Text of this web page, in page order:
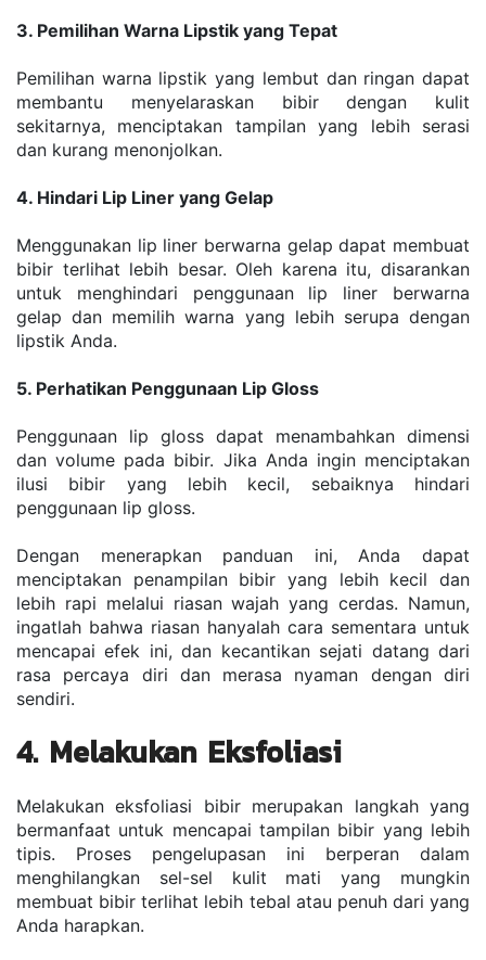
3. Pemilihan Warna Lipstik yang Tepat
Pemilihan warna lipstik yang lembut dan ringan dapat
membantu menyelaraskan bibir dengan kulit
sekitarnya, menciptakan tampilan yang lebih serasi
dan kurang menonjolkan.
4. Hindari Lip Liner yang Gelap
Menggunakan lip liner berwarna gelap dapat membuat
bibir terlihat lebih besar. Oleh karena itu, disarankan
untuk menghindari penggunaan lip liner berwarna
gelap dan memilih warna yang lebih serupa dengan
lipstik Anda.
5. Perhatikan Penggunaan Lip Gloss
Penggunaan lip gloss dapat menambahkan dimensi
dan volume pada bibir. Jika Anda ingin menciptakan
ilusi bibir yang lebih kecil, sebaiknya hindari
penggunaan lip gloss.
Dengan menerapkan panduan ini, Anda dapat
menciptakan penampilan bibir yang lebih kecil dan
lebih rapi melalui riasan wajah yang cerdas. Namun,
ingatlah bahwa riasan hanyalah cara sementara untuk
mencapai efek ini, dan kecantikan sejati datang dari
rasa percaya diri dan merasa nyaman dengan diri
sendiri.
4. Melakukan Eksfoliasi
Melakukan eksfoliasi bibir merupakan langkah yang
bermanfaat untuk mencapai tampilan bibir yang lebih
tipis. Proses pengelupasan ini berperan dalam
menghilangkan sel-sel kulit mati yang mungkin
membuat bibir terlihat lebih tebal atau penuh dari yang
Anda harapkan.